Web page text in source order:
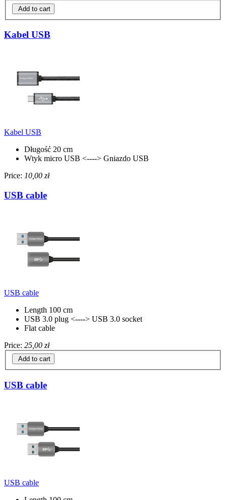
Add to cart
Kabel USB
Kabel USB
Długość 20 cm
Wtyk micro USB <----> Gniazdo USB
Price: 10,00 zł
USB cable
USB cable
Length 100 cm
USB 3.0 plug <----> USB 3.0 socket
Flat cable
Price: 25,00 zł
Add to cart
USB cable
USB cable